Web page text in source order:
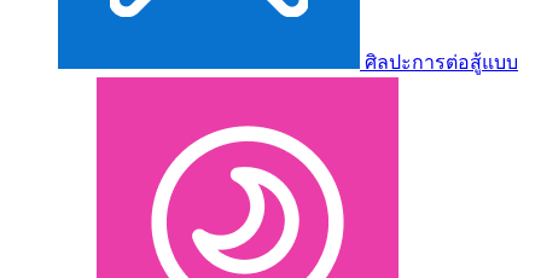
ศิลปะการต่อสู้แบบ